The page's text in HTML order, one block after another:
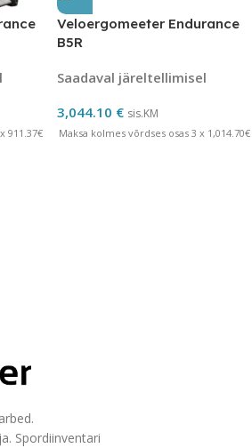
911.37€
Veloergomeeter Endurance
B5R
Saadaval järeltellimisel
3,044.10 € sis.KM
Maksa kolmes võrdses osas 3 x 1,014.70€
Spordiinventari